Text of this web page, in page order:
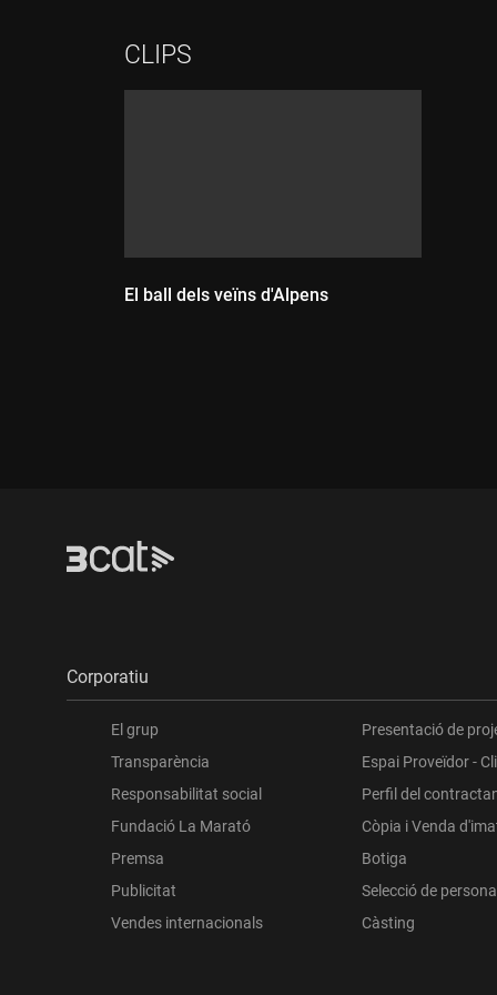
CLIPS
El ball dels veïns d'Alpens
Corporatiu
El grup
Transparència
Responsabilitat social
Fundació La Marató
Premsa
Publicitat
Vendes internacionals
Presentació de
Espai Proveïdor -
Perfil del
Còpia i Venda
Botiga
Selecció de personal
Càsting